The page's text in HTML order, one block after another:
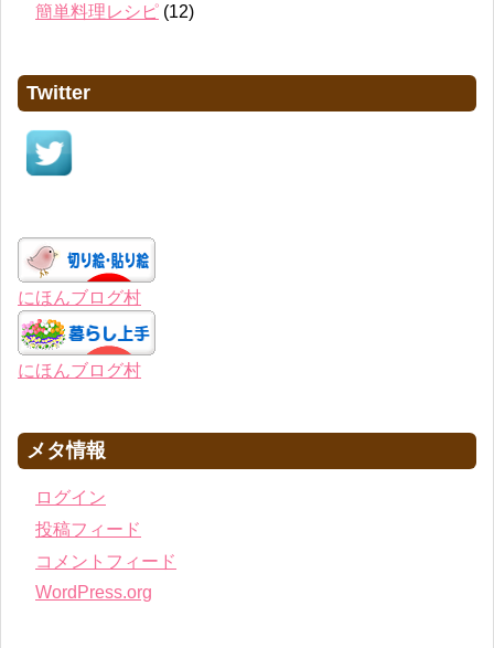
簡単料理レシピ (12)
Twitter
にほんブログ村
にほんブログ村
メタ情報
ログイン
投稿フィード
コメントフィード
WordPress.org